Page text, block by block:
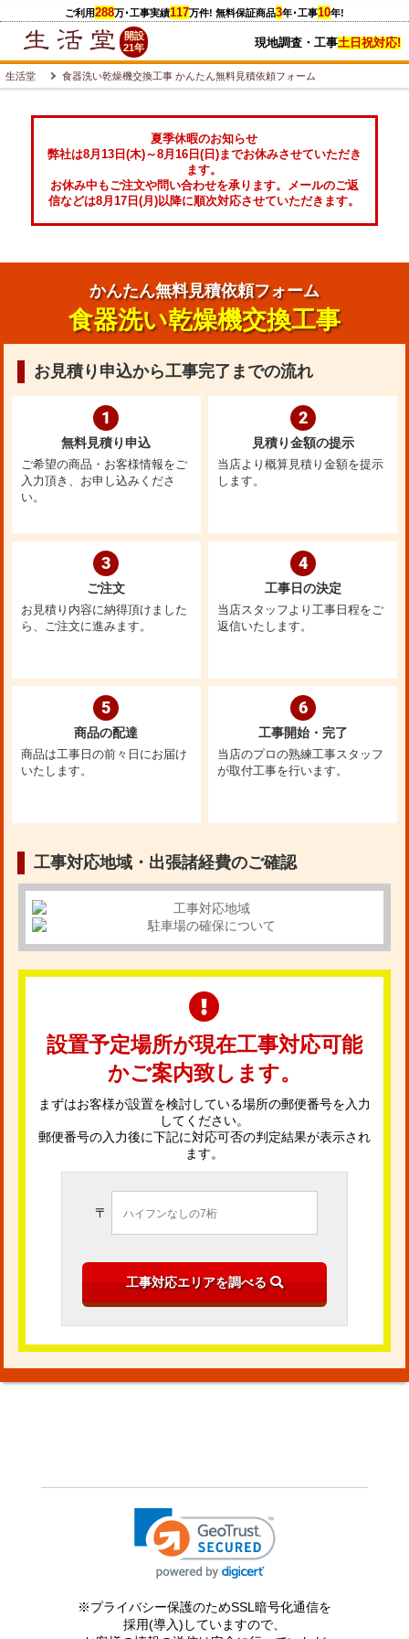
ご利用288万･工事実績117万件! 無料保証商品3年･工事10年!
開設
21年
現地調査・工事土日祝対応!
生活堂 食器洗い乾燥機交換工事 かんたん無料見積依頼フォーム
夏季休暇のお知らせ
弊社は8月13日(木)～8月16日(日)までお休みさせていただき
ます。
お休み中もご注文や問い合わせを承ります。メールのご返
信などは8月17日(月)以降に順次対応させていただきます。
かんたん無料見積依頼フォーム
食器洗い乾燥機交換工事
お見積り申込から工事完了までの流れ
1
無料見積り申込
ご希望の商品・お客様情報をご
入力頂き、お申し込みくださ
い。
2
見積り金額の提示
当店より概算見積り金額を提示
します。
3
ご注文
お見積り内容に納得頂けました
ら、ご注文に進みます。
4
工事日の決定
当店スタッフより工事日程をご
返信いたします。
5
商品の配達
商品は工事日の前々日にお届け
いたします。
6
工事開始・完了
当店のプロの熟練工事スタッフ
が取付工事を行います。
工事対応地域・出張諸経費のご確認
設置予定場所が現在工事対応可能
かご案内致します。
まずはお客様が設置を検討している場所の郵便番号を入力
してください。
郵便番号の入力後に下記に対応可否の判定結果が表示され
ます。
〒
※プライバシー保護のためSSL暗号化通信を
採用(導入)していますので、